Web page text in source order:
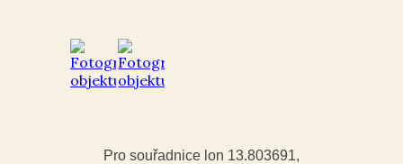
Pro souřadnice lon 13.803691,